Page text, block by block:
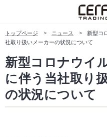
トップページ ニュース
新型コ
社取り扱いメーカーの状況について
新型コロナウイ
に伴う当社取り
の状況について